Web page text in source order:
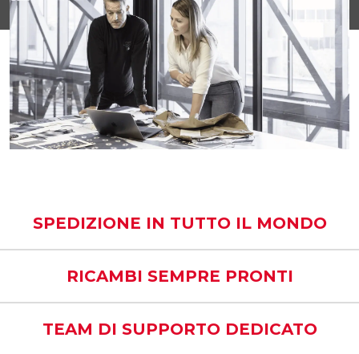
SPEDIZIONE IN TUTTO IL MONDO
RICAMBI SEMPRE PRONTI
TEAM DI SUPPORTO DEDICATO